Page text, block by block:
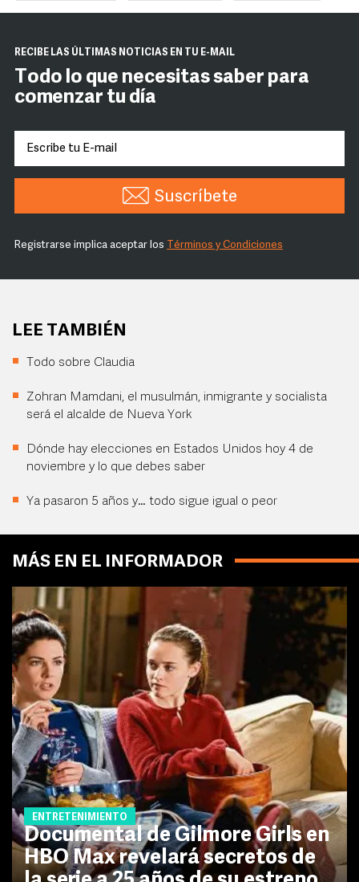
RECIBE LAS ÚLTIMAS NOTICIAS EN TU E-MAIL
Todo lo que necesitas saber para
comenzar tu día
Suscríbete
Registrarse implica aceptar los Términos y Condiciones
LEE TAMBIÉN
Todo sobre Claudia
Zohran Mamdani, el musulmán, inmigrante y socialista
será el alcalde de Nueva York
Dónde hay elecciones en Estados Unidos hoy 4 de
noviembre y lo que debes saber
Ya pasaron 5 años y… todo sigue igual o peor
MÁS EN EL INFORMADOR
ENTRETENIMIENTO
Documental de Gilmore Girls en
HBO Max revelará secretos de